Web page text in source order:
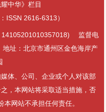
中华》栏目
ISSN 2616-6313）
监督电
地址：北京市通州区金色海岸产
体、公司、企业或个人对该部
，本网站将采取适当措施，否
网站不承担任何责任。